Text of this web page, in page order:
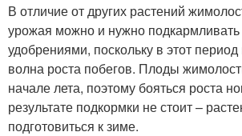
В отличие от других растений
урожая можно и нужно
удобрениями, поскольку в этот период
волна роста побегов. Плоды
начале лета, поэтому бояться роста
результате подкормки не стоит –
подготовиться к зиме.